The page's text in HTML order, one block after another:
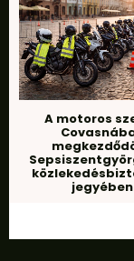
A motoros
jegyében